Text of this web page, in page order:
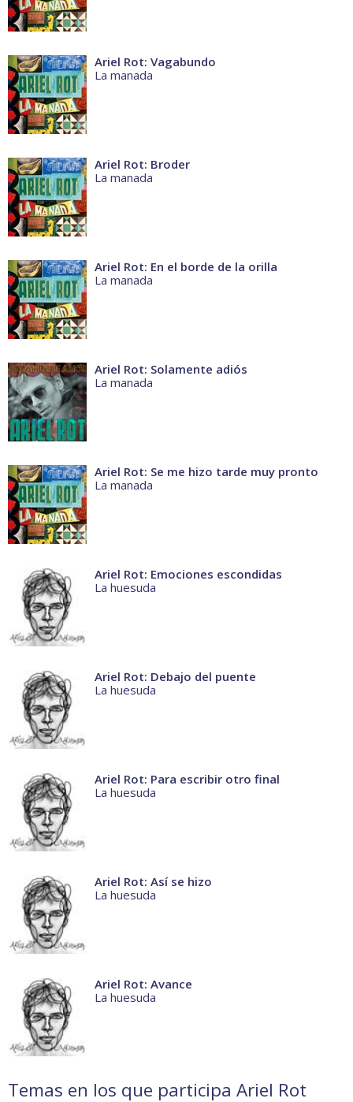
Ariel Rot: Vagabundo
La manada
Ariel Rot: Broder
La manada
Ariel Rot: En el borde de la orilla
La manada
Ariel Rot: Solamente adiós
La manada
Ariel Rot: Se me hizo tarde muy pronto
La manada
Ariel Rot: Emociones escondidas
La huesuda
Ariel Rot: Debajo del puente
La huesuda
Ariel Rot: Para escribir otro final
La huesuda
Ariel Rot: Así se hizo
La huesuda
Ariel Rot: Avance
La huesuda
Temas en los que participa Ariel Rot